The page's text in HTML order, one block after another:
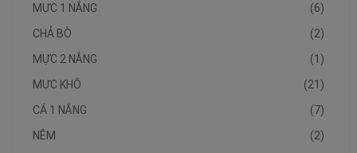
(6)
MỰC 1 NẮNG
(2)
CHẢ BÒ
(1)
MỰC 2 NẮNG
(21)
MỰC KHÔ
(7)
CÁ 1 NẮNG
(2)
NÊM